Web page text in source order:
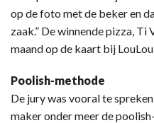
op de foto met de beker en
zaak.” De winnende pizza, Ti
maand op de kaart bij
Poolish-methode
De jury was vooral te
maker onder meer de